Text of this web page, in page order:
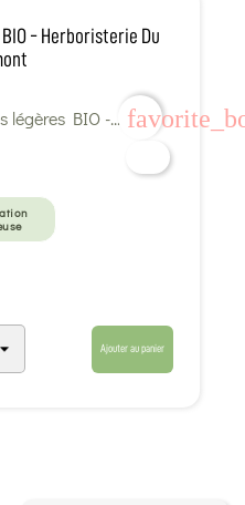
- Herboristerie Du
Ajouter au panier